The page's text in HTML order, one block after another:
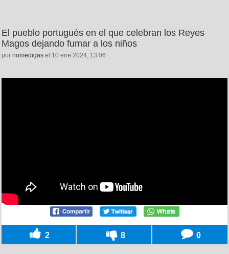
El pueblo portugués en el que celebran los Reyes
Magos dejando fumar a los niños
por nomedigas el 10 ene 2024, 13:06
2 8 0